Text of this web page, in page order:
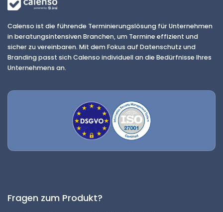
Calenso ist die führende Terminierungslösung für Unternehmen
in beratungsintensiven Branchen, um Termine effizient und
sicher zu vereinbaren. Mit dem Fokus auf Datenschutz und
Branding passt sich Calenso individuell an die Bedürfnisse Ihres
Unternehmens an.
Fragen zum Produkt?